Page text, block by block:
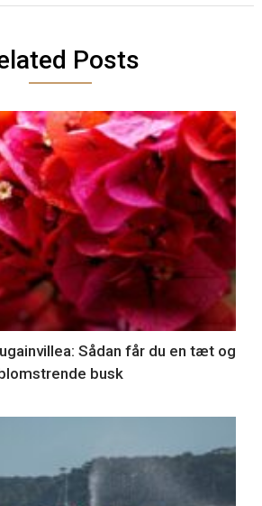
Posts
Sådan får du en tæt og
busk